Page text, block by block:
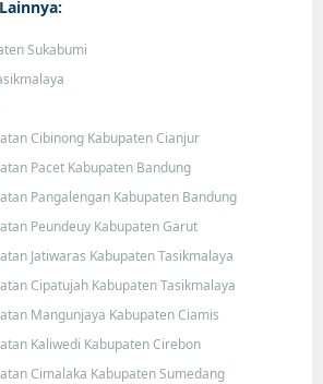
Sukabumi
Cibinong Kabupaten Cianjur
Pacet Kabupaten Bandung
Pangalengan Kabupaten Bandung
Peundeuy Kabupaten Garut
Jatiwaras Kabupaten Tasikmalaya
Cipatujah Kabupaten Tasikmalaya
Mangunjaya Kabupaten Ciamis
Kaliwedi Kabupaten Cirebon
Cimalaka Kabupaten Sumedang